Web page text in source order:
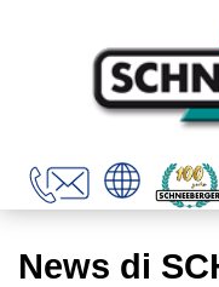
News di